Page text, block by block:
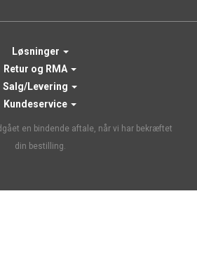
Løsninger
Retur og RMA
Salg/Levering
Kundeservice
en bindende aftale, når vi har bekræftet
din bestilling.